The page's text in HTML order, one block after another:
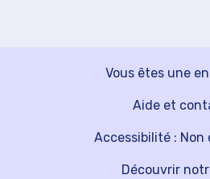
Vous êtes une
Découvrir
Aide et
Accessibilité : Non